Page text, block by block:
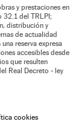
y prestaciones en
32.1 del TRLPI;
distribución y
de actualidad
reserva expresa
accesibles desde
que resulten
Real Decreto - ley
cookies